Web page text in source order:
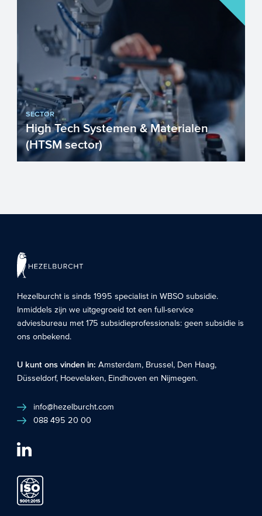
SECTOR
High Tech Systemen & Materialen
(HTSM sector)
Nederlandse High Tech materialen,
Hezelburcht is sinds 1995 specialist inWBSO subsidie.
Inmiddels zijn we uitgegroeid tot een full-service
adviesbureau met 175 subsidieprofessionals: geen subsidie is
ons onbekend.
U kunt ons vinden in:Amsterdam, Brussel, Den Haag,
Düsseldorf, Hoevelaken, Eindhoven en Nijmegen.
info@hezelburcht.com
088 495 20 00